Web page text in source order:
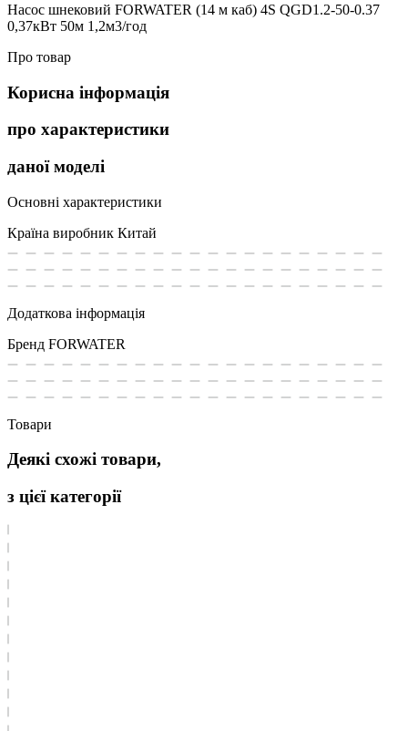
Насос шнековий FORWATER (14 м каб) 4S QGD1.2-50-0.37
0,37кВт 50м 1,2м3/год
Про товар
Корисна інформація
про характеристики
даної моделі
Основні характеристики
Країна виробник Китай
Додаткова інформація
Бренд FORWATER
Товари
Деякі схожі товари,
з цієї категорії